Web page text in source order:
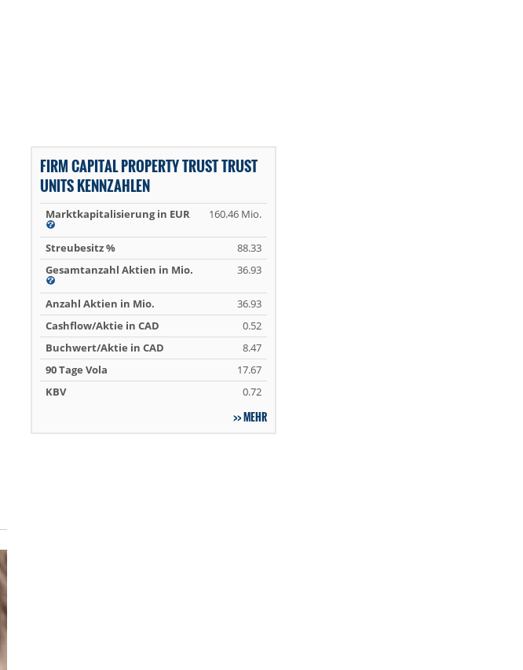
FIRM CAPITAL PROPERTY TRUST TRUST
UNITS KENNZAHLEN
Marktkapitalisierung in EUR 160.46 Mio.
Streubesitz %
88.33
Gesamtanzahl Aktien in Mio.
36.93
Anzahl Aktien in Mio.
36.93
Cashflow/Aktie in CAD
0.52
Buchwert/Aktie in CAD
8.47
90 Tage Vola
17.67
KBV
0.72
MEHR